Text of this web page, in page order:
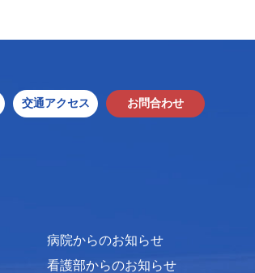
交通アクセス お問合わせ
病院からのお知らせ
看護部からのお知らせ